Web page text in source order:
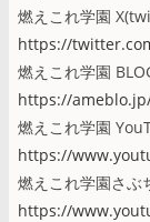
燃えこれ学園
https://
燃えこれ学園
https://
燃えこれ学園
https://
燃えこれ学園さぶ
https://